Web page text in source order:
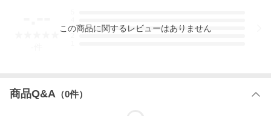
3
この商品に関するレビューはありません
商品Q&A （0件）